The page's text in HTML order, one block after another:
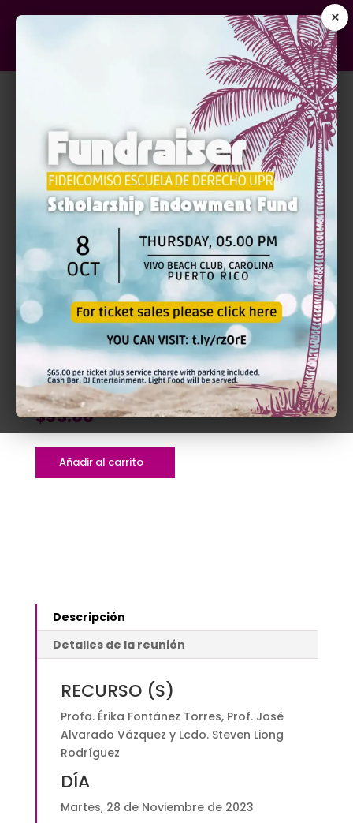
×
LUIS MUÑIZ ARGÜELLES:
ACADÉMICO Y JURISTA |
PRESENCIAL
$95.00
$95.00
$95.00
quantity
Añadir al carrito
Descripción
Detalles de la reunión
RECURSO (S)
Profa. Érika Fontánez Torres, Prof. José
Alvarado Vázquez y Lcdo. Steven Liong
Rodríguez
DÍA
Martes, 28 de Noviembre de 2023